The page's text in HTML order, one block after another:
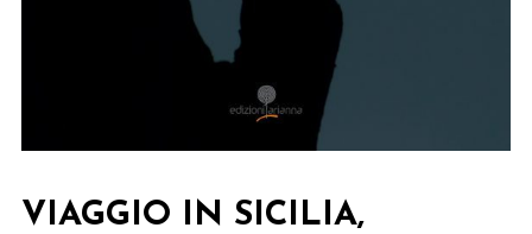
VIAGGIO IN SICILIA,